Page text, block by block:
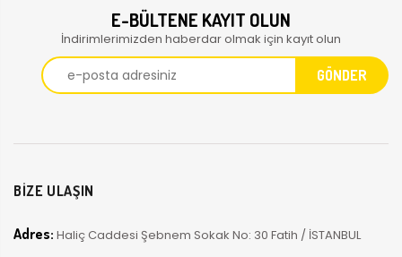
E-BÜLTENE KAYIT OLUN
İndirimlerimizden haberdar olmak için kayıt olun
BİZE ULAŞIN
Adres: Haliç Caddesi Şebnem Sokak No: 30 Fatih / İSTANBUL